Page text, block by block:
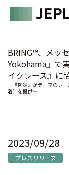
BRING™、メッ
Yokohama』で
イクレース』に
―『防災』がテーマのレー
着）を提供―
2023/09/28
プレスリリース